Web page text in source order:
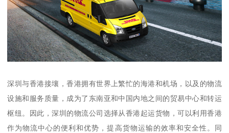
深圳与香港接壤，香港拥有世界上繁忙的海港和机场，以及的物流
设施和服务质量，成为了东南亚和中国内地之间的贸易中心和转运
枢纽。因此，深圳的物流公司选择从香港起运货物，可以利用香港
作为物流中心的便利和优势，提高货物运输的效率和安全性。同